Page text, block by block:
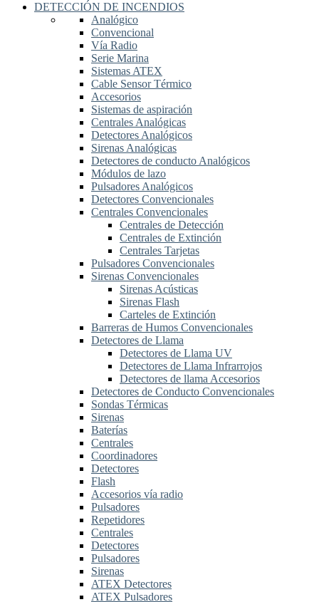
DETECCIÓN DE INCENDIOS
Analógico
Convencional
Vía Radio
Serie Marina
Sistemas ATEX
Cable Sensor Térmico
Accesorios
Sistemas de aspiración
Centrales Analógicas
Detectores Analógicos
Sirenas Analógicas
Detectores de conducto Analógicos
Módulos de lazo
Pulsadores Analógicos
Detectores Convencionales
Centrales Convencionales
Centrales de Detección
Centrales de Extinción
Centrales Tarjetas
Pulsadores Convencionales
Sirenas Convencionales
Sirenas Acústicas
Sirenas Flash
Carteles de Extinción
Barreras de Humos Convencionales
Detectores de Llama
Detectores de Llama UV
Detectores de Llama Infrarrojos
Detectores de llama Accesorios
Detectores de Conducto Convencionales
Sondas Térmicas
Sirenas
Baterías
Centrales
Coordinadores
Detectores
Flash
Accesorios vía radio
Pulsadores
Repetidores
Centrales
Detectores
Pulsadores
Sirenas
ATEX Detectores
ATEX Pulsadores